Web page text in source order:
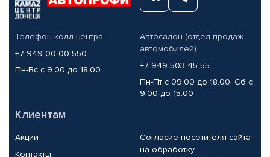
Телефон колл-центра
+7 949 00-00-550
Пн-Вс с 9.00 до 18.00
Автосалон (отдел продаж
автомобилей)
+7 949 503-45-55
Пн-Пт с 09.00 до 18.00, Сб с
9.00 до 15.00
Клиентам
Акции
Контакты
Согласие посетителя сайта
на обработку